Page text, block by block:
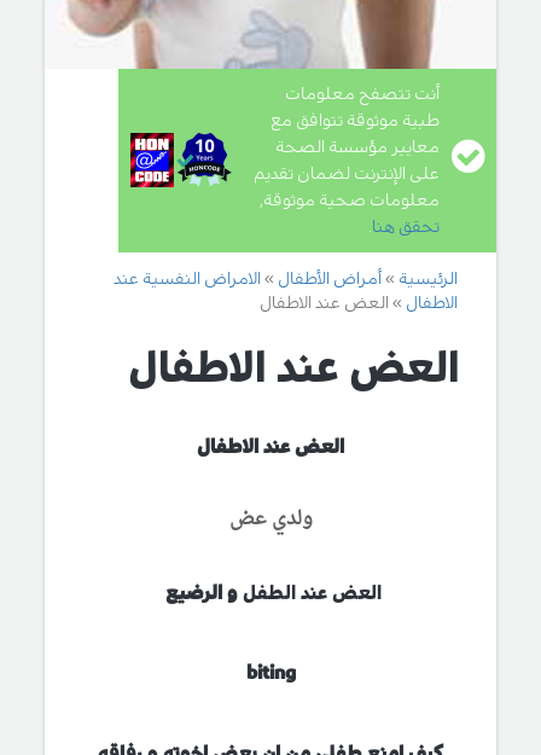
أنت تتصفح معلومات
طبية موثوقة تتوافق مع
معايير مؤسسة الصحة
على الإنترنت لضمان تقديم
معلومات صحية موثوقة,
تحقق هنا
الرئيسية أمراض الأطفال
الامراض النفسية عند
الاطفال
العض عند الاطفال
العض عند الاطفال
العض عند الاطفال
ولدي عض
العض عند الطفل و الرضيع
biting